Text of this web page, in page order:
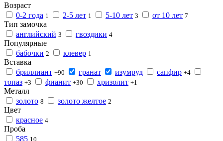
Возраст
0-2 года 1 2-5 лет 1 5-10 лет 3 от 10 лет 7
Тип замочка
английский 3 гвоздики 4
Популярные
бабочки 2 клевер 1
Вставка
бриллиант +90 гранат изумруд сапфир +4
топаз +3 фианит +30 хризолит +1
Металл
золото 8 золото желтое 2
Цвет
красное 4
Проба
585 10